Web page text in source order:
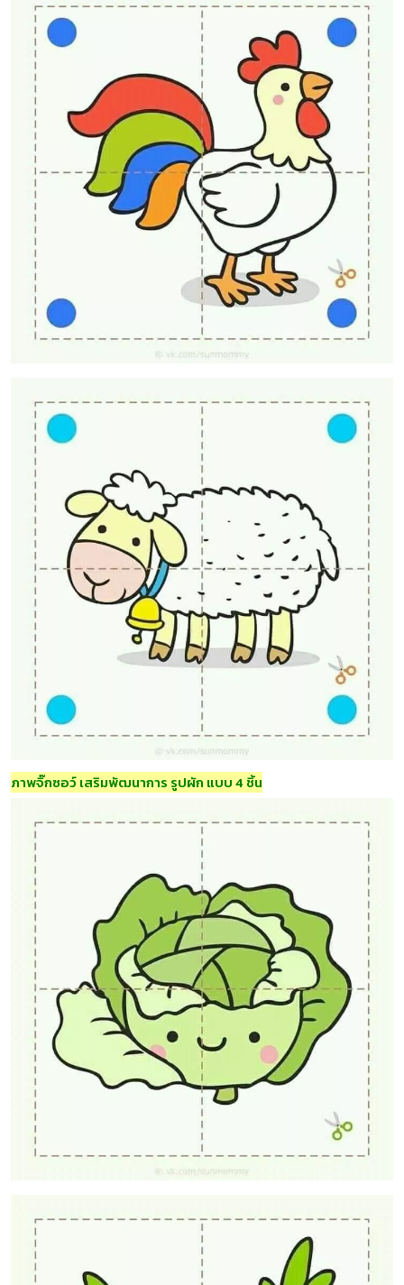
ภาพจิ๊กซอว์ เสริมพัฒนาการ รูปผัก แบบ 4 ชิ้น